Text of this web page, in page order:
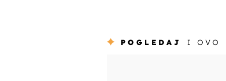
POGLEDAJ I OVO